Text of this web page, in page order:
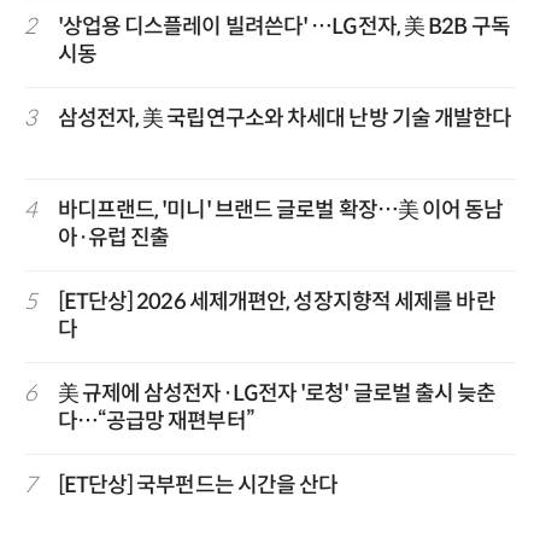
2
'상업용 디스플레이 빌려쓴다' …LG전자, 美 B2B 구독
시동
3 삼성전자, 美 국립연구소와 차세대 난방 기술 개발한다
4
바디프랜드, '미니' 브랜드 글로벌 확장…美 이어 동남
아·유럽 진출
5
[ET단상] 2026 세제개편안, 성장지향적 세제를 바란
다
6
美 규제에 삼성전자·LG전자 '로청' 글로벌 출시 늦춘
다…“공급망 재편부터”
7 [ET단상] 국부펀드는 시간을 산다